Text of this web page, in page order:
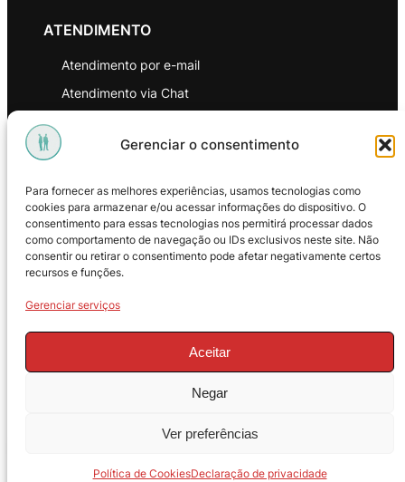
Gerenciar o consentimento
Para fornecer as melhores experiências, usamos tecnologias como
cookies para armazenar e/ou acessar informações do dispositivo. O
consentimento para essas tecnologias nos permitirá processar dados
como comportamento de navegação ou IDs exclusivos neste site. Não
consentir ou retirar o consentimento pode afetar negativamente certos
recursos e funções.
Gerenciar serviços
Aceitar
Negar
Ver preferências
Política de CookiesDeclaração de privacidade
ATENDIMENTO
Atendimento por e-mail
Atendimento via Chat
Política de Privacidade
Política de Troca e Devoluções
Política de Reembolso
18.269.230/0001-16. Todos os direitos